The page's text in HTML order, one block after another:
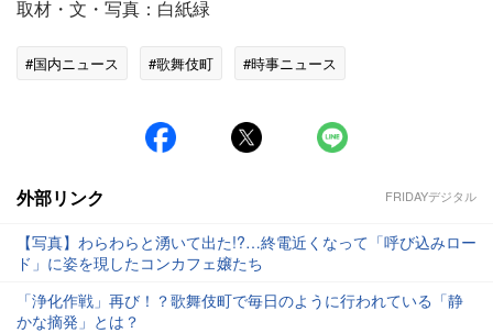
取材・文・写真：白紙緑
#国内ニュース #歌舞伎町 #時事ニュース
外部リンク FRIDAYデジタル
【写真】わらわらと湧いて出た!?…終電近くなって「呼び込みロー
ド」に姿を現したコンカフェ嬢たち
「浄化作戦」再び！？歌舞伎町で毎日のように行われている「静
かな摘発」とは？